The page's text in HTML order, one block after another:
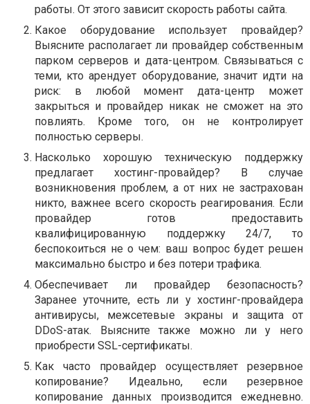
работы. От этого зависит скорость работы сайта.
Какое оборудование использует провайдер?
Выясните располагает ли провайдер собственным
парком серверов и дата-центром. Связываться с
теми, кто арендует оборудование, значит идти на
риск: в любой момент дата-центр может
закрыться и провайдер никак не сможет на это
повлиять. Кроме того, он не контролирует
полностью серверы.
Насколько хорошую техническую поддержку
предлагает хостинг-провайдер? В случае
возникновения проблем, а от них не застрахован
никто, важнее всего скорость реагирования. Если
провайдер готов предоставить
квалифицированную поддержку 24/7, то
беспокоиться не о чем: ваш вопрос будет решен
максимально быстро и без потери трафика.
Обеспечивает ли провайдер безопасность?
Заранее уточните, есть ли у хостинг-провайдера
антивирусы, межсетевые экраны и защита от
DDoS-атак. Выясните также можно ли у него
приобрести SSL-сертификаты.
Как часто провайдер осуществляет резервное
копирование? Идеально, если резервное
копирование данных производится ежедневно.